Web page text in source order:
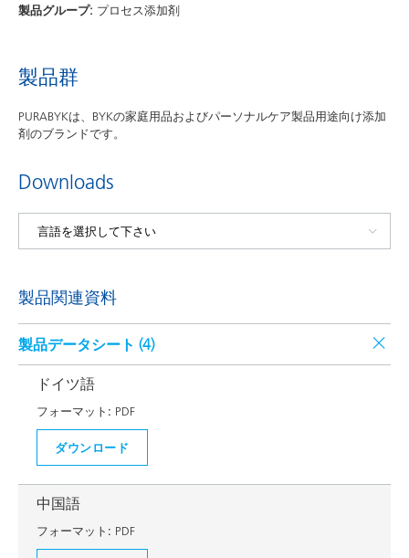
製品グループ: プロセス添加剤
製品群
PURABYKは、BYKの家庭用品およびパーソナルケア製品用途向け添加
剤のブランドです。
Downloads
製品関連資料
製品データシート (4)
ドイツ語
フォーマット: PDF
ダウンロード
中国語
フォーマット: PDF